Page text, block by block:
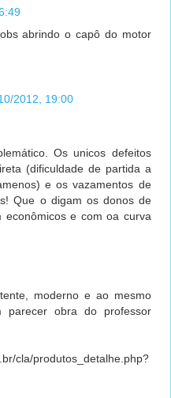
abrindo o capô do motor
2012, 19:00
Os unicos defeitos
(dificuldade de partida a
e os vazamentos de
Que o digam os donos de
econômicos e com oa curva
moderno e ao mesmo
parecer obra do professor
cla/produtos_detalhe.php?